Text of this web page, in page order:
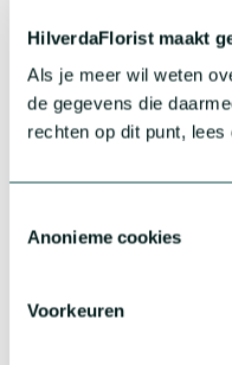
HilverdaFlorist maakt
Als je meer wil weten
de gegevens die
rechten op dit punt, lees
Anonieme cookies
Voorkeuren
mercado
en la selección, mejora y
la innovación,
experto a través de una
agentes y socios en
una red internacional
permite operar cerca
Creando